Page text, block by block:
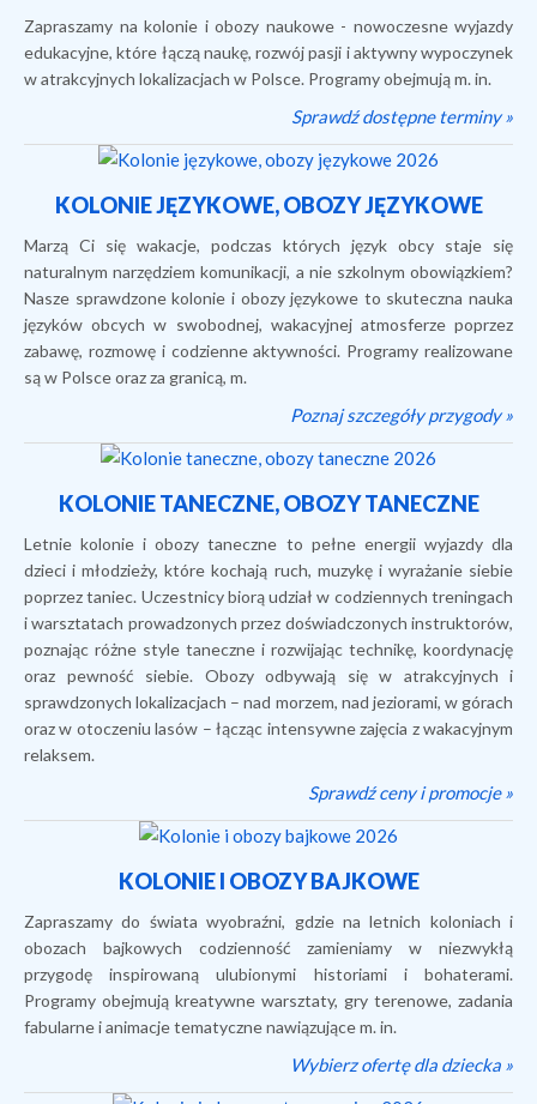
Zapraszamy na kolonie i obozy naukowe - nowoczesne wyjazdy
edukacyjne, które łączą naukę, rozwój pasji i aktywny wypoczynek
w atrakcyjnych lokalizacjach w Polsce. Programy obejmują m. in.
Sprawdź dostępne terminy »
KOLONIE JĘZYKOWE, OBOZY JĘZYKOWE
Marzą Ci się wakacje, podczas których język obcy staje się
naturalnym narzędziem komunikacji, a nie szkolnym obowiązkiem?
Nasze sprawdzone kolonie i obozy językowe to skuteczna nauka
języków obcych w swobodnej, wakacyjnej atmosferze poprzez
zabawę, rozmowę i codzienne aktywności. Programy realizowane
są w Polsce oraz za granicą, m.
Poznaj szczegóły przygody »
KOLONIE TANECZNE, OBOZY TANECZNE
Letnie kolonie i obozy taneczne to pełne energii wyjazdy dla
dzieci i młodzieży, które kochają ruch, muzykę i wyrażanie siebie
poprzez taniec. Uczestnicy biorą udział w codziennych treningach
i warsztatach prowadzonych przez doświadczonych instruktorów,
poznając różne style taneczne i rozwijając technikę, koordynację
oraz pewność siebie. Obozy odbywają się w atrakcyjnych i
sprawdzonych lokalizacjach – nad morzem, nad jeziorami, w górach
oraz w otoczeniu lasów – łącząc intensywne zajęcia z wakacyjnym
relaksem.
Sprawdź ceny i promocje »
KOLONIE I OBOZY BAJKOWE
Zapraszamy do świata wyobraźni, gdzie na letnich koloniach i
obozach bajkowych codzienność zamieniamy w niezwykłą
przygodę inspirowaną ulubionymi historiami i bohaterami.
Programy obejmują kreatywne warsztaty, gry terenowe, zadania
fabularne i animacje tematyczne nawiązujące m. in.
Wybierz ofertę dla dziecka »